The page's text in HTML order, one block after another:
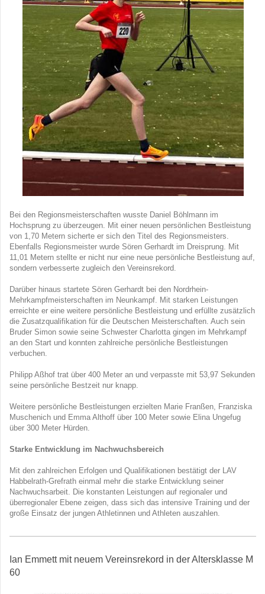
Bei den Regionsmeisterschaften wusste Daniel Böhlmann im
Hochsprung zu überzeugen. Mit einer neuen persönlichen Bestleistung
von 1,70 Metern sicherte er sich den Titel des Regionsmeisters.
Ebenfalls Regionsmeister wurde Sören Gerhardt im Dreisprung. Mit
11,01 Metern stellte er nicht nur eine neue persönliche Bestleistung auf,
sondern verbesserte zugleich den Vereinsrekord.
Darüber hinaus startete Sören Gerhardt bei den Nordrhein-
Mehrkampfmeisterschaften im Neunkampf. Mit starken Leistungen
erreichte er eine weitere persönliche Bestleistung und erfüllte zusätzlich
die Zusatzqualifikation für die Deutschen Meisterschaften. Auch sein
Bruder Simon sowie seine Schwester Charlotta gingen im Mehrkampf
an den Start und konnten zahlreiche persönliche Bestleistungen
verbuchen.
Philipp Aßhof trat über 400 Meter an und verpasste mit 53,97 Sekunden
seine persönliche Bestzeit nur knapp.
Weitere persönliche Bestleistungen erzielten Marie Franßen, Franziska
Muschenich und Emma Althoff über 100 Meter sowie Elina Ungefug
über 300 Meter Hürden.
Starke Entwicklung im Nachwuchsbereich
Mit den zahlreichen Erfolgen und Qualifikationen bestätigt der LAV
Habbelrath-Grefrath einmal mehr die starke Entwicklung seiner
Nachwuchsarbeit. Die konstanten Leistungen auf regionaler und
überregionaler Ebene zeigen, dass sich das intensive Training und der
große Einsatz der jungen Athletinnen und Athleten auszahlen.
Ian Emmett mit neuem Vereinsrekord in der Altersklasse M
60